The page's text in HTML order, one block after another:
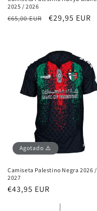
2025 / 2026
Precio
€65,00 EUR
Precio
€29,95 EUR
Agotado ⚠️
Camiseta Palestino Negra 2026 /
2027
Precio
€43,95 EUR